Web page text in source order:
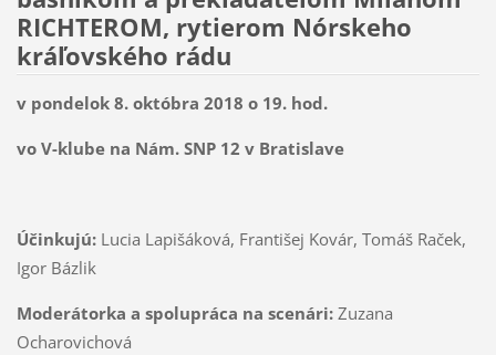
RICHTEROM, rytierom Nórskeho
kráľovského rádu
v pondelok 8. októbra 2018 o 19. hod.
vo V-klube na Nám. SNP 12 v Bratislave
Účinkujú:Lucia Lapišáková, Františej Kovár, Tomáš Raček,
Igor Bázlik
Moderátorka a spolupráca na scenári:Zuzana
Ocharovichová